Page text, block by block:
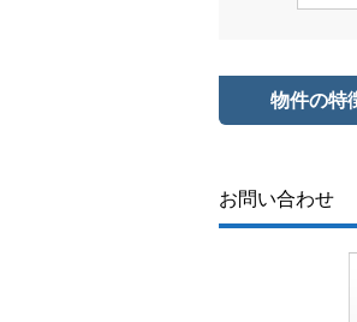
物件の特
お問い合わせ